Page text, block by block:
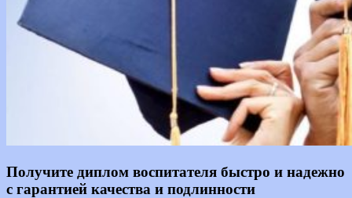
Информация
Получите диплом воспитателя быстро и надежно
с гарантией качества и подлинности